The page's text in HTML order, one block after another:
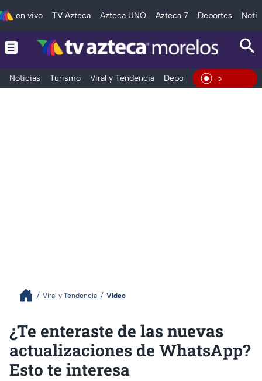
en vivo TV Azteca Azteca UNO Azteca 7 Deportes
Noticias Turismo Viral y Tendencia Deportes Espectáculos
En Vivo
Viral y Tendencia Video
¿Te enteraste de las nuevas
actualizaciones de WhatsApp?
Esto te interesa